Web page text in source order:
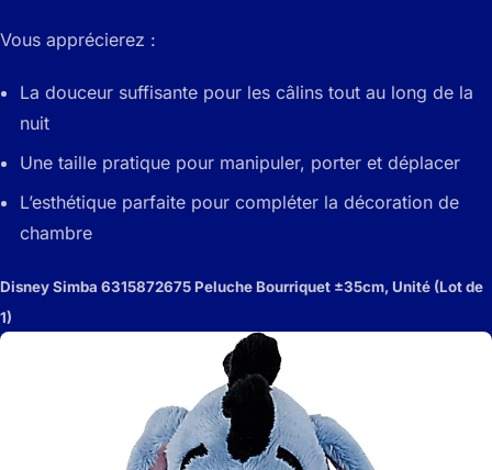
Vous apprécierez :
La douceur suffisante pour les câlins tout au long de la
nuit
Une taille pratique pour manipuler, porter et déplacer
L’esthétique parfaite pour compléter la décoration de
chambre
Disney Simba 6315872675 Peluche Bourriquet ±35cm, Unité (Lot de
1)